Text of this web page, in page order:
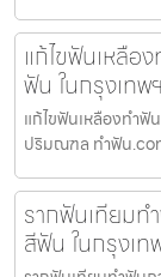
แก้ไขฟันเหลื
ฟัน ในกรุงเท
แก้ไขฟันเหลืองทำ
ปริมณฑล ทำฟัน
รากฟันเทียม
สีฟัน ในกรุงเ